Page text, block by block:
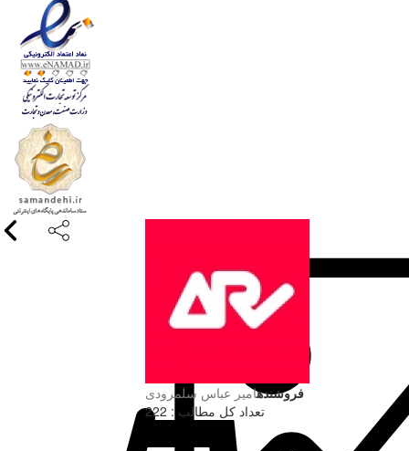
فروشندهامیر عباس سلمرودی
تعداد کل مطالب : 222